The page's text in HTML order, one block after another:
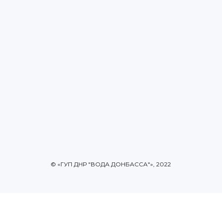
© «ГУП ДНР "ВОДА ДОНБАССА"», 2022